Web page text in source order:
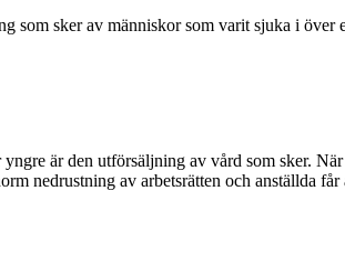
som sker av människor som varit sjuka i över
är den utförsäljning av vård som sker.
nedrustning av arbetsrätten och anställda